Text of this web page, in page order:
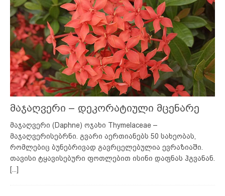
მაჯაღვერი – დეკორატიული მცენარე
მაჯაღვერი (Daphne) ოჯახი Thymelaceae –
მაჯაღვერისებრნი. გვარი აერთიანებს 50 სახეობას,
რომლებიც ბუნებრივად გავრცელებულია ევრაზიაში.
თავისი ტყავისებური ფოთლებით ისინი დაფნას ჰგვანან.
[...]